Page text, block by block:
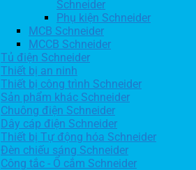
Schneider
Phụ kiện Schneider
MCB Schneider
MCCB Schneider
Tủ điện Schneider
Thiết bị an ninh
Thiết bị công trình Schneider
Sản phẩm khác Schneider
Chuông điện Schneider
Dây cáp điện Schneider
Thiết bị Tự động hóa Schneider
Đèn chiếu sáng Schneider
Công tắc - Ổ cắm Schneider